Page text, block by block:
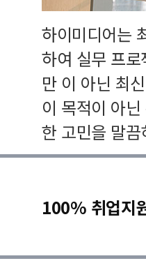
하이미디어는
하여 실무 프
만 이 아닌 최
이 목적이 아
한 고민을 말
100% 취업지